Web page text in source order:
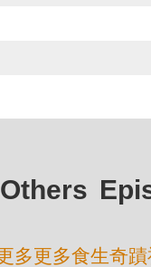
多更多食生奇